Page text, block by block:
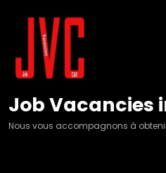
Job Vacancies
Nous vous accompagnons à